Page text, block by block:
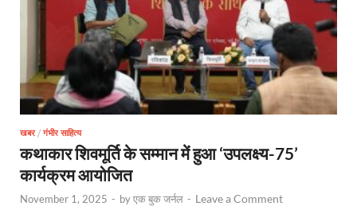
खबर/ गंभीर साहित्य
कथाकार शिवमूर्ति के सम्मान में हुआ ‘उपलक्ष्य-75’
कार्यक्रम आयोजित
November 1, 2025 - byएक बुक जर्नल - Leave a Comment